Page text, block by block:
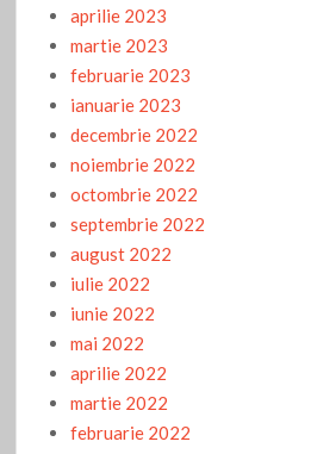
aprilie 2023
martie 2023
februarie 2023
ianuarie 2023
decembrie 2022
noiembrie 2022
octombrie 2022
septembrie 2022
august 2022
iulie 2022
iunie 2022
mai 2022
aprilie 2022
martie 2022
februarie 2022